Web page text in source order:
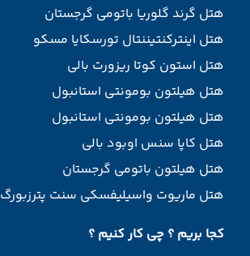
هتل گرند گلوریا باتومی گرجستان
هتل اینترکنتیننتال تورسکایا مسکو
هتل استون کوتا ریزورت بالی
هتل هیلتون بومونتی استانبول
هتل هیلتون بومونتی استانبول
هتل کاپا سنس اوبود بالی
هتل هیلتون باتومی گرجستان
هتل ماریوت واسیلیفسکی سنت پترزبورگ
کجا بریم ؟ چی کار کنیم ؟